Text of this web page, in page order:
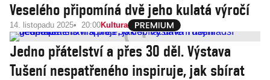
Veselého připomíná dvě jeho kulatá výročí
14. listopadu 2025 20:00Kultura
Jedno přátelství a přes 30 děl. Výstava
Tušení nespatřeného inspiruje, jak sbírat